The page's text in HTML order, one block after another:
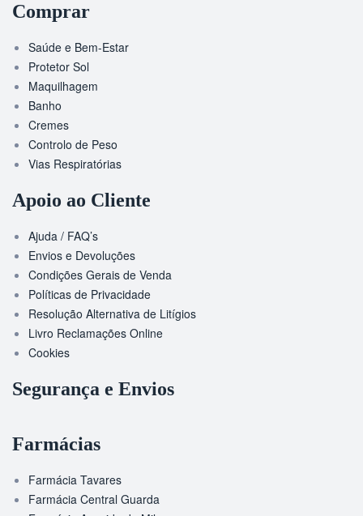
Comprar
Saúde e Bem-Estar
Protetor Sol
Maquilhagem
Banho
Cremes
Controlo de Peso
Vias Respiratórias
Apoio ao Cliente
Ajuda / FAQ’s
Envios e Devoluções
Condições Gerais de Venda
Políticas de Privacidade
Resolução Alternativa de Litígios
Livro Reclamações Online
Cookies
Segurança e Envios
Farmácias
Farmácia Tavares
Farmácia Central Guarda